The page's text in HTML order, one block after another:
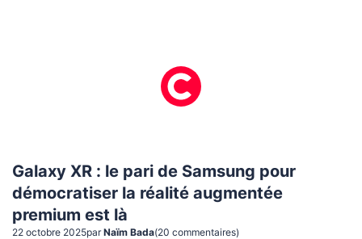
Galaxy XR : le pari de Samsung pour
démocratiser la réalité augmentée
premium est là
22 octobre 2025par Naïm Bada(20 commentaires)